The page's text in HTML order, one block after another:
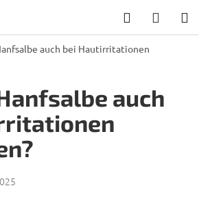
Suchen
auch bei Hautirritationen
auch